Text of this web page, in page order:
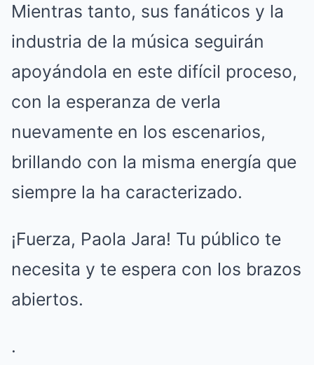
Mientras tanto, sus fanáticos y la
industria de la música seguirán
apoyándola en este difícil proceso,
con la esperanza de verla
nuevamente en los escenarios,
brillando con la misma energía que
siempre la ha caracterizado.
¡Fuerza, Paola Jara! Tu público te
necesita y te espera con los brazos
abiertos.
.